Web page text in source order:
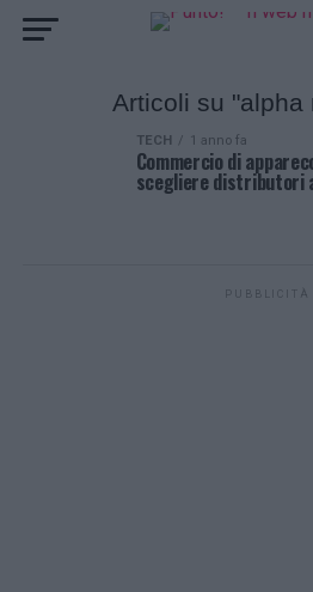
Articoli su "alpha
TECH 1 anno fa
Commercio di
scegliere distributori
PUBBLICITÀ